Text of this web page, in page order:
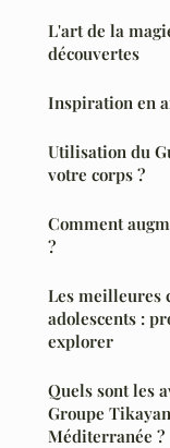
L'art de la
découvertes
Inspiration en
Utilisation du
votre corps ?
Comment
?
Les meilleures
adolescents :
explorer
Quels sont les
Groupe
Méditerranée ?